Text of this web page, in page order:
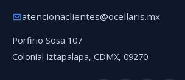
atencionaclientes@ocellaris.mx
Porfirio Sosa 107
Colonial Iztapalapa, CDMX, 09270